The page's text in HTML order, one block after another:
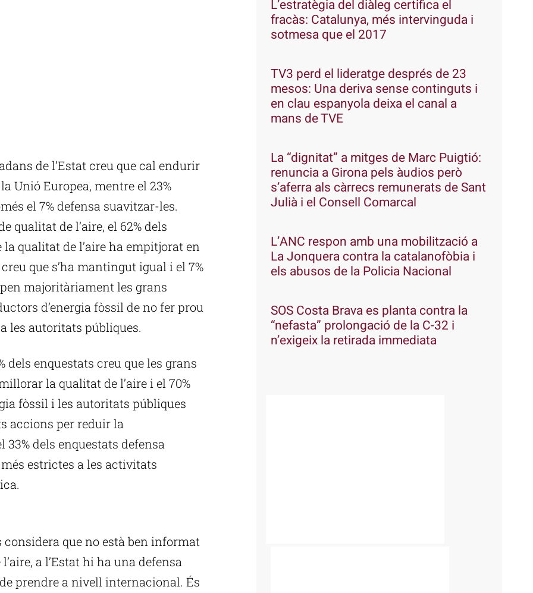
de l’Estat creu que cal endurir
Unió Europea, mentre el 23%
el 7% defensa suavitzar-les.
qualitat de l’aire, el 62% dels
qualitat de l’aire ha empitjorat en
que s’ha mantingut igual i el 7%
majoritàriament les grans
d’energia fòssil de no fer prou
les autoritats públiques.
dels enquestats creu que les grans
la qualitat de l’aire i el 70%
fòssil i les autoritats públiques
accions per reduir la
dels enquestats defensa
estrictes a les activitats
que no està ben informat
a l’Estat hi ha una defensa
prendre a nivell internacional. És
L’estratègia del diàleg certifica el
fracàs: Catalunya, més intervinguda i
sotmesa que el 2017
TV3 perd el lideratge després de 23
mesos: Una deriva sense continguts i
en clau espanyola deixa el canal a
mans de TVE
La “dignitat” a mitges de Marc Puigtió:
renuncia a Girona pels àudios però
s’aferra als càrrecs remunerats de Sant
Julià i el Consell Comarcal
L’ANC respon amb una mobilització a
La Jonquera contra la catalanofòbia i
els abusos de la Policia Nacional
SOS Costa Brava es planta contra la
“nefasta” prolongació de la C-32 i
n’exigeix la retirada immediata